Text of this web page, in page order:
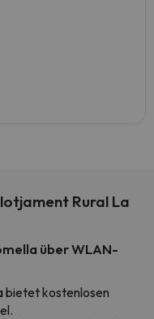
Rural La
über WLAN-
bietet kostenlosen